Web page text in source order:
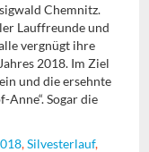
Chemnitz.
Lauffreunde und
vergnügt ihre
2018. Im Ziel
und die ersehnte
Sogar die
,Silvesterlauf,